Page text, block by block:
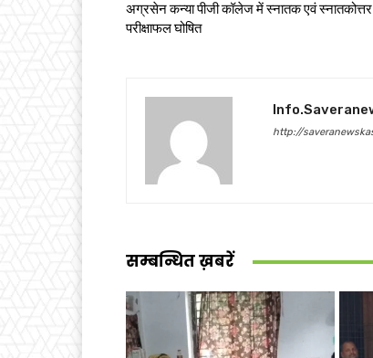
अग्रसेन कन्या पीजी कॉलेज में स्नातक एवं
परीक्षाफल घोषित
http://
सम्बन्धित ख़बरें